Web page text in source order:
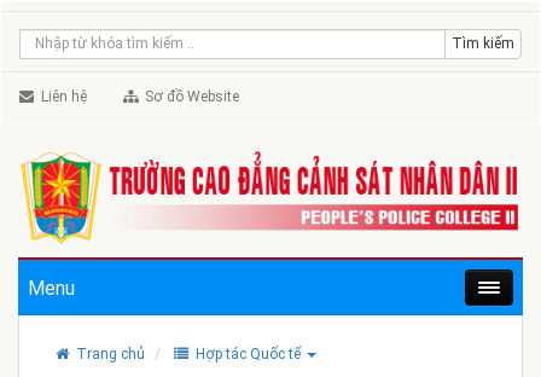
Liên hệ Sơ đồ Website
Menu
Trang chủ
Hợp tác Quốc tế